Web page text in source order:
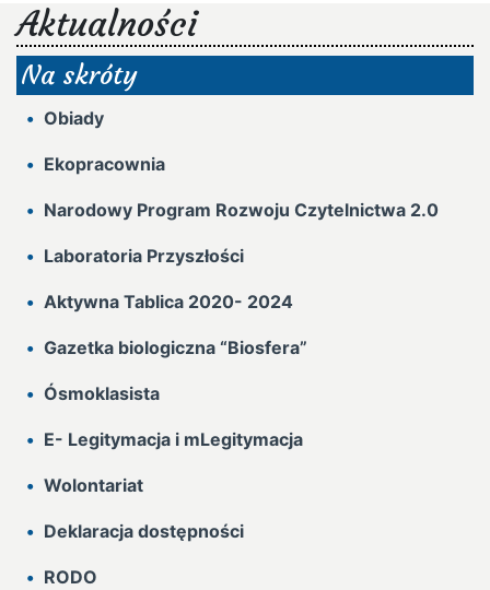
Aktualności
Na skróty
Obiady
Ekopracownia
Narodowy Program Rozwoju Czytelnictwa 2.0
Laboratoria Przyszłości
Aktywna Tablica 2020- 2024
Gazetka biologiczna “Biosfera”
Ósmoklasista
E- Legitymacja i mLegitymacja
Wolontariat
Deklaracja dostępności
RODO